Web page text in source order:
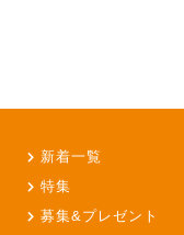
新着一覧
特集
募集&プレゼント